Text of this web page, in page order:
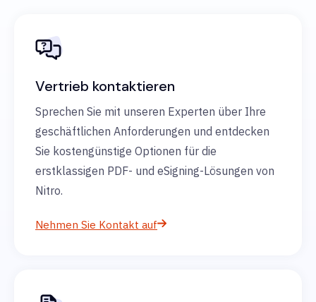
Vertrieb kontaktieren
Sprechen Sie mit unseren Experten über Ihre
geschäftlichen Anforderungen und entdecken
Sie kostengünstige Optionen für die
erstklassigen PDF- und eSigning-Lösungen von
Nitro.
Nehmen Sie Kontakt auf